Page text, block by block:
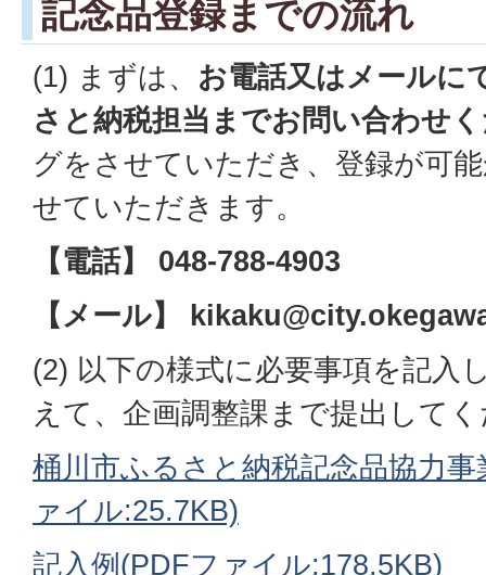
記念品登録までの流れ
(1) まずは、 お電話又はメールに
さと納税担当までお問い合わせ
グをさせていただき、登録が可
せていただきます。
【電話】 048-788-4903
【メール】
(2) 以下の様式に必要事項を記入
えて、企画調整課まで提出して
桶川市ふるさと納税記念品協力
ァイル:25.7KB)
記入例(PDFファイル:178.5KB)